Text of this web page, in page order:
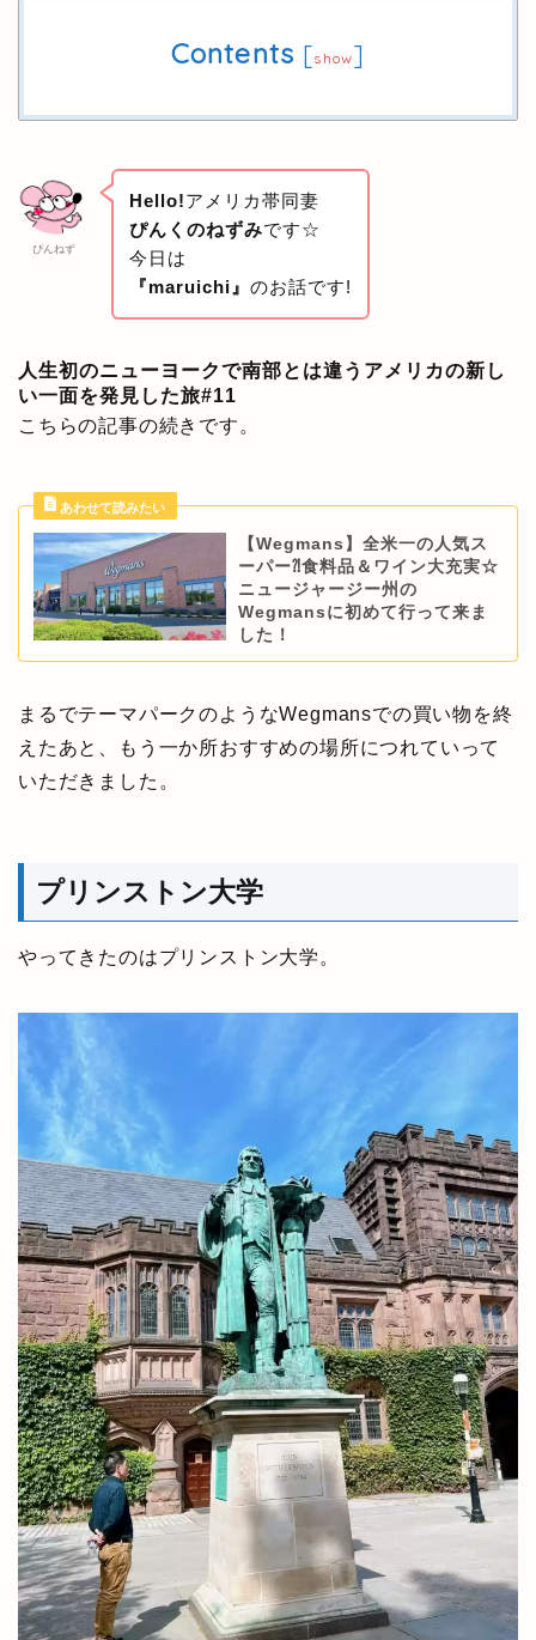
Contents [show]
ぴんねず
Hello!アメリカ帯同妻
ぴんくのねずみです☆
今日は
『maruichi』 のお話です!
人生初のニューヨークで南部とは違うアメリカの新し
い一面を発見した旅#11
こちらの記事の続きです。
【Wegmans】全米一の人気ス
ーパー⁈食料品＆ワイン大充実☆
ニュージャージー州の
Wegmansに初めて行って来ま
した！
まるでテーマパークのようなWegmansでの買い物を終
えたあと、もう一か所おすすめの場所につれていって
いただきました。
プリンストン大学
やってきたのはプリンストン大学。